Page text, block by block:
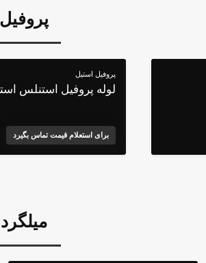
پروفیل استیل
لوله پروفیل استنلس استیل
برای استعلام قیمت تماس بگیرد